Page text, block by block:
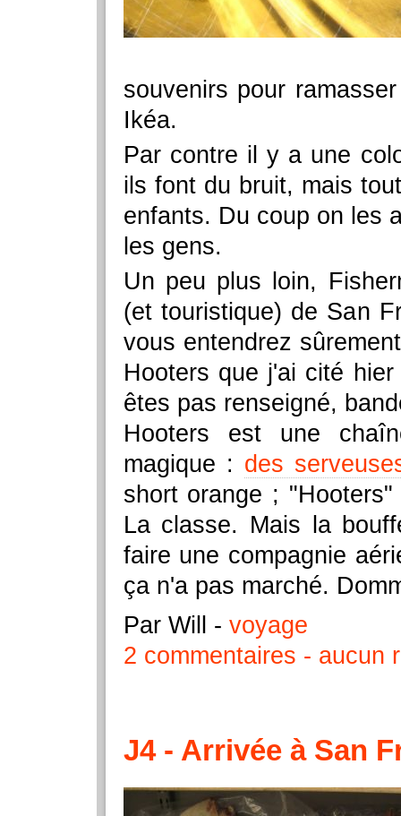
souvenirs pour
Ikéa.
Par contre il y a une
ils font du bruit, mais
enfants. Du coup on les
les gens.
Un peu plus loin,
(et touristique) de San
vous entendrez
Hooters que j'ai cité
êtes pas renseigné,
Hooters est une
magique : des
short orange ;
La classe. Mais la
faire une compagnie
ça n'a pas marché.
Par Will - voyage
2 commentaires
aucun
J4 - Arrivée à San